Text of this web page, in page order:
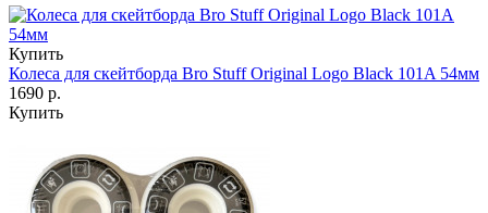
Купить
Колеса для скейтборда Bro Stuff Original Logo Black 101A 54мм
1690 р.
Купить